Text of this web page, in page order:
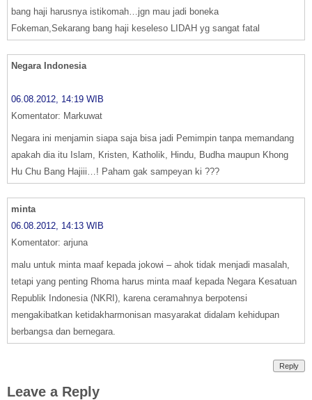
bang haji harusnya istikomah…jgn mau jadi boneka
Fokeman,Sekarang bang haji keseleso LIDAH yg sangat fatal
Negara Indonesia
06.08.2012, 14:19 WIB
Komentator: Markuwat
Negara ini menjamin siapa saja bisa jadi Pemimpin tanpa memandang
apakah dia itu Islam, Kristen, Katholik, Hindu, Budha maupun Khong
Hu Chu Bang Hajiii…! Paham gak sampeyan ki ???
minta
06.08.2012, 14:13 WIB
Komentator: arjuna
malu untuk minta maaf kepada jokowi – ahok tidak menjadi masalah,
tetapi yang penting Rhoma harus minta maaf kepada Negara Kesatuan
Republik Indonesia (NKRI), karena ceramahnya berpotensi
mengakibatkan ketidakharmonisan masyarakat didalam kehidupan
berbangsa dan bernegara.
Reply
Leave a Reply